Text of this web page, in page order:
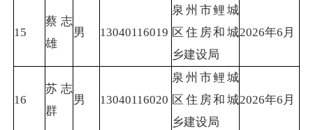
15
蔡志
雄
男 13040116019
泉州市鲤城
区住房和城
乡建设局
2026年6月
16
苏志
群
男 13040116020
泉州市鲤城
区住房和城
乡建设局
2026年6月